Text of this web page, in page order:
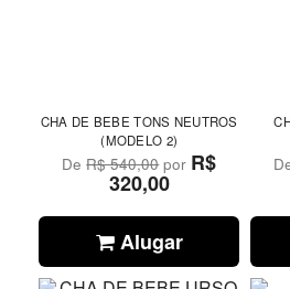
CHA DE BEBE TONS NEUTROS
(MODELO 2)
DeR$ 540,00por R$
320,00
Alugar